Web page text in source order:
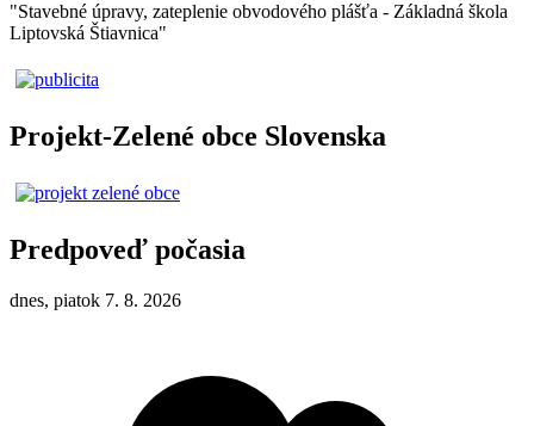
"Stavebné úpravy, zateplenie obvodového plášťa - Základná škola
Liptovská Štiavnica"
Projekt-Zelené obce Slovenska
Predpoveď počasia
dnes, piatok 7. 8. 2026